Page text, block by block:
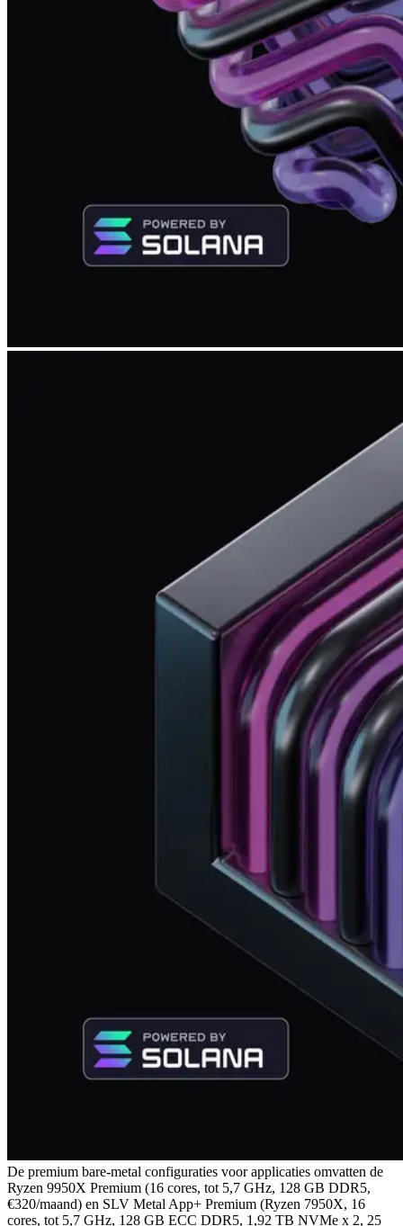
De premium bare-metal configuraties voor applicaties omvatten de
Ryzen 9950X Premium (16 cores, tot 5,7 GHz, 128 GB DDR5,
€320/maand) en SLV Metal App+ Premium (Ryzen 7950X, 16
cores, tot 5,7 GHz, 128 GB ECC DDR5, 1,92 TB NVMe x 2, 25